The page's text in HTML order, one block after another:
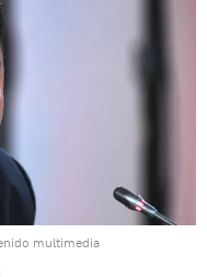
multimedia